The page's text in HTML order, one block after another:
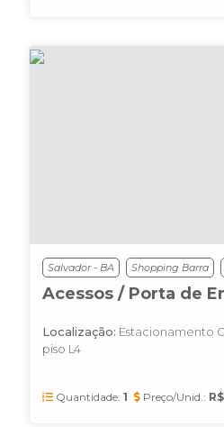
Salvador - BA Shopping Barra
Acessos / Porta de
Localização: Estacionamento
piso L4
Quantidade: 1 Preço/Unid.: